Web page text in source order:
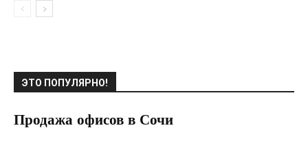
ЭТО ПОПУЛЯРНО!
Продажа офисов в Сочи
12.12.2020